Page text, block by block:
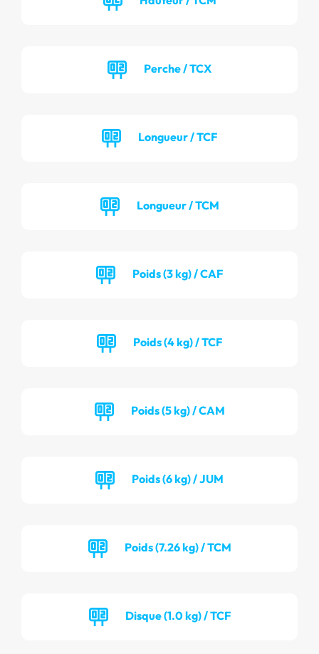
Perche / TCX
Longueur / TCF
Longueur / TCM
Poids (3 kg) / CAF
Poids (4 kg) / TCF
Poids (5 kg) / CAM
Poids (6 kg) / JUM
Poids (7.26 kg) / TCM
Disque (1.0 kg) / TCF